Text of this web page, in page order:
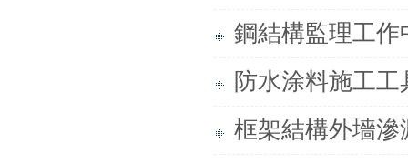
鋼結構監理工作
防水涂料施工工
框架結構外墻滲